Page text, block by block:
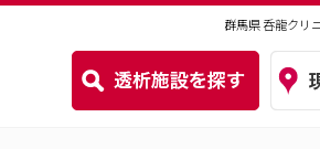
群馬県 呑龍クリ